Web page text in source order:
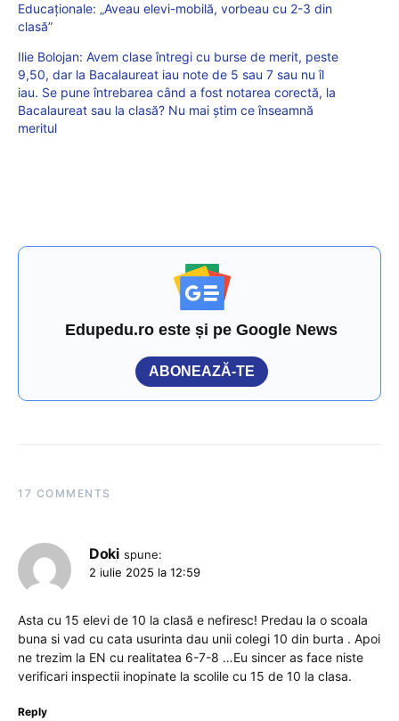
Educaționale: „Aveau elevi-mobilă, vorbeau cu 2-3 din
clasă”
Ilie Bolojan: Avem clase întregi cu burse de merit, peste
9,50, dar la Bacalaureat iau note de 5 sau 7 sau nu îl
iau. Se pune întrebarea când a fost notarea corectă, la
Bacalaureat sau la clasă? Nu mai știm ce înseamnă
meritul
Edupedu.ro este și pe Google News
ABONEAZĂ-TE
17 COMMENTS
Doki spune:
2 iulie 2025 la 12:59
Asta cu 15 elevi de 10 la clasă e nefiresc! Predau la o scoala
buna si vad cu cata usurinta dau unii colegi 10 din burta . Apoi
ne trezim la EN cu realitatea 6-7-8 …Eu sincer as face niste
verificari inspectii inopinate la scolile cu 15 de 10 la clasa.
Reply